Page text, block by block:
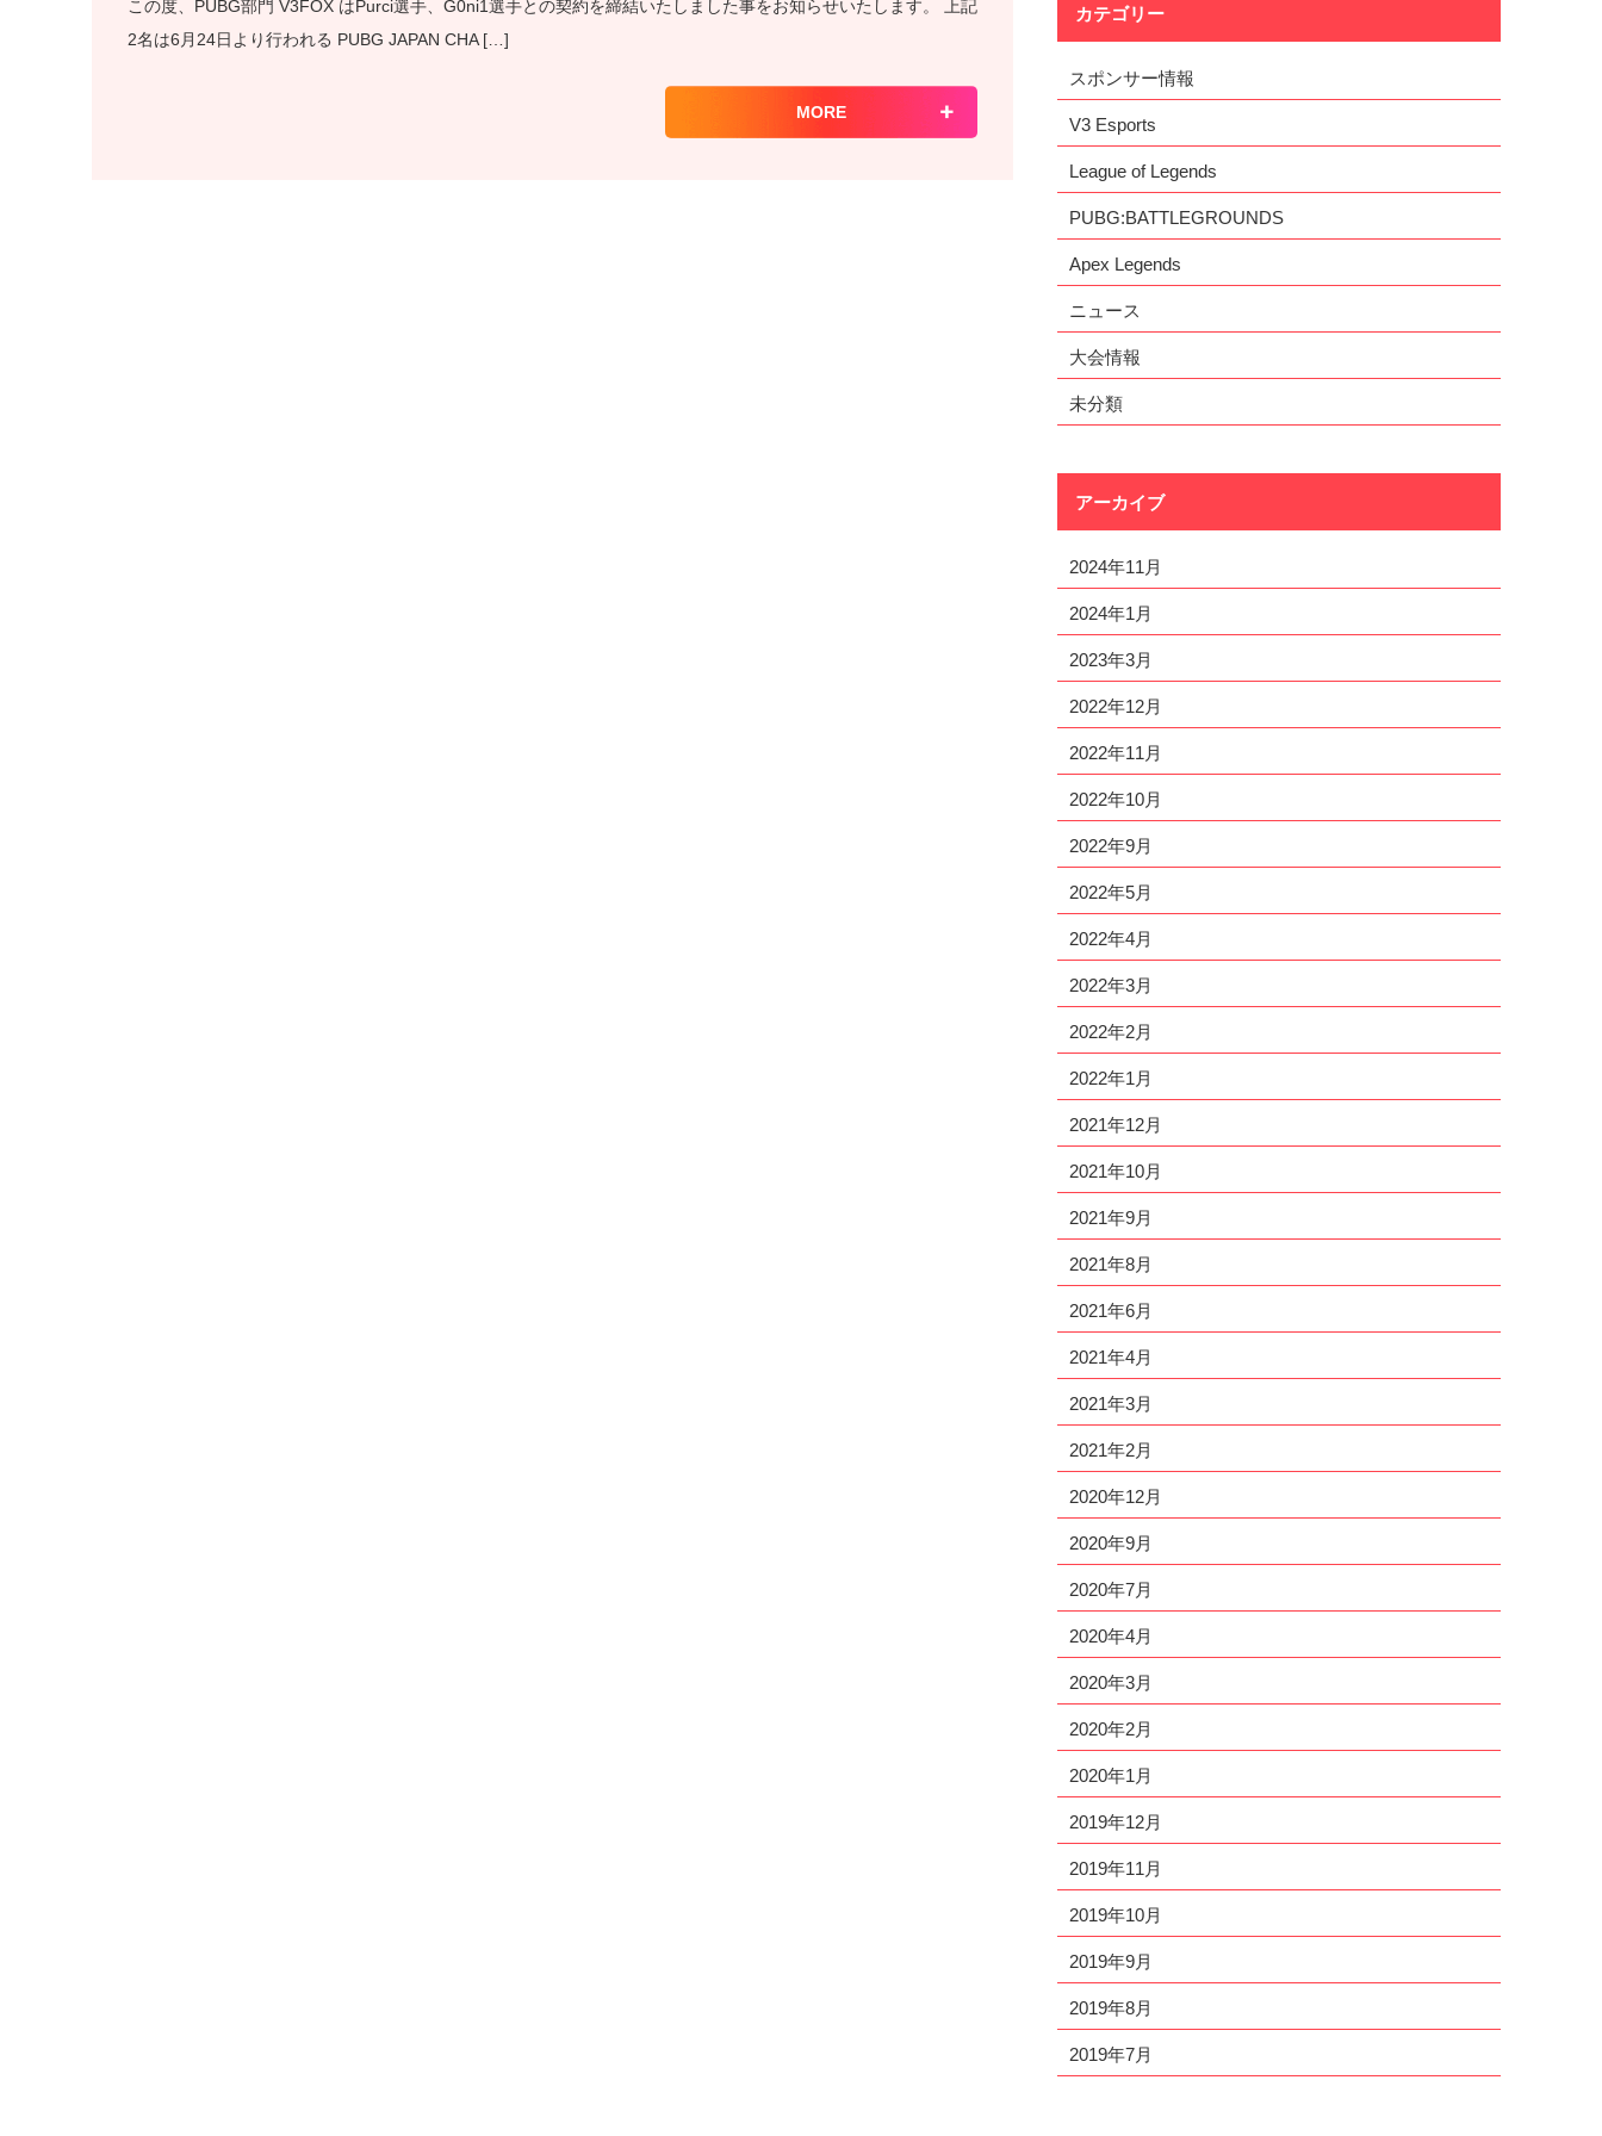
この度、PUBG部門 V3FOX はPurci選手、G0ni1選手との契約を締結いたしました事をお知らせいたします。 上記
2名は6月24日より行われる PUBG JAPAN CHA […]
MORE
カテゴリー
スポンサー情報
V3 Esports
League of Legends
PUBG:BATTLEGROUNDS
Apex Legends
ニュース
大会情報
未分類
アーカイブ
2024年11月
2024年1月
2023年3月
2022年12月
2022年11月
2022年10月
2022年9月
2022年5月
2022年4月
2022年3月
2022年2月
2022年1月
2021年12月
2021年10月
2021年9月
2021年8月
2021年6月
2021年4月
2021年3月
2021年2月
2020年12月
2020年9月
2020年7月
2020年4月
2020年3月
2020年2月
2020年1月
2019年12月
2019年11月
2019年10月
2019年9月
2019年8月
2019年7月